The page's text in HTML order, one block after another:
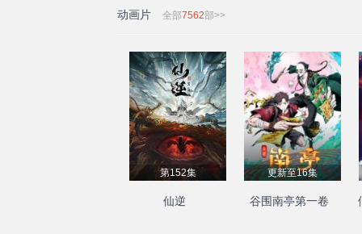
动画片 全部7562部>>
第152集
仙逆
更新至16集
谷围南亭第一卷